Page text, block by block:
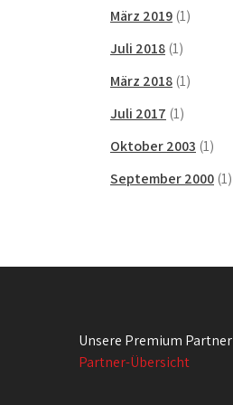
März 2019(1)
Juli 2018(1)
März 2018(1)
Juli 2017 (1)
Oktober 2003 (1)
September 2000(1)
Unsere Premium Partner
Partner-Übersicht